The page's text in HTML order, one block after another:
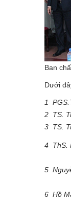
Ban
Dưới
1
2 TS.
3 TS.
4 ThS.
5
6 Hồ